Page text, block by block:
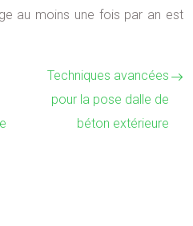
au moins une fois par an est
Techniques avancées
pour la pose dalle de
béton extérieure